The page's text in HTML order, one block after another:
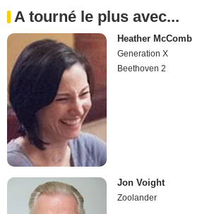
A tourné le plus avec...
Heather McComb
Generation X
Beethoven 2
Jon Voight
Zoolander